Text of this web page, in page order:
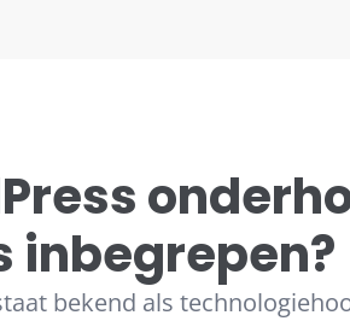
inbegrepen?
bekend als